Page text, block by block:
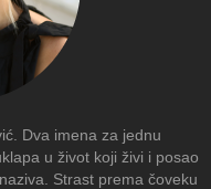
Dva imena za jednu
u život koji živi i posao
Strast prema čoveku